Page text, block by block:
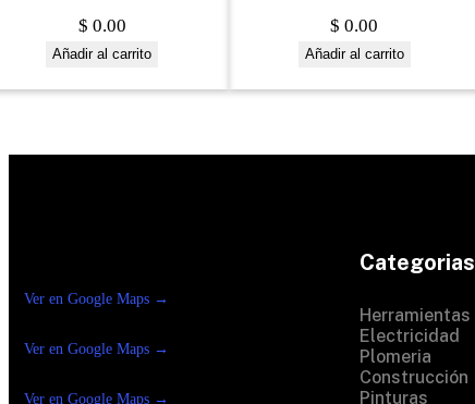
$ 0.00
Añadir al carrito
$ 0.00
Añadir al carrito
Ver en Google Maps →
Ver en Google Maps →
Ver en Google Maps →
Categorias
Herramientas
Electricidad
Plomeria
Construcción
Pinturas